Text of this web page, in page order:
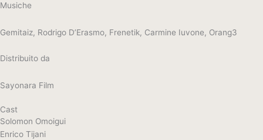
Musiche
Gemitaiz, Rodrigo D’Erasmo, Frenetik, Carmine Iuvone, Orang3
Distribuito da
Sayonara Film
Cast
Solomon Omoigui
Enrico Tijani